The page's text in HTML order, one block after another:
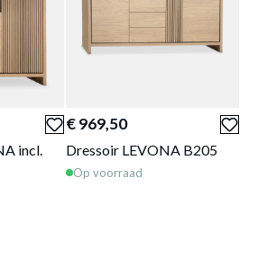
incl.
€ 969,50
Dressoir LEVONA B205
Op voorraad
LEVONA B156
excl. verzendkosten